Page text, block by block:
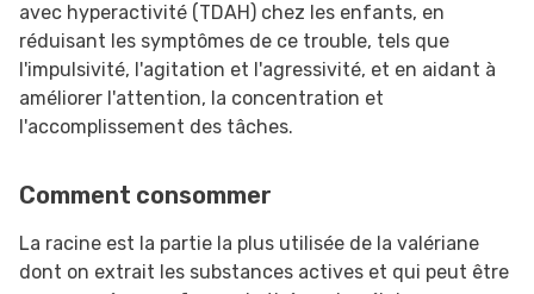
avec hyperactivité (TDAH) chez les enfants, en
réduisant les symptômes de ce trouble, tels que
l'impulsivité, l'agitation et l'agressivité, et en aidant à
améliorer l'attention, la concentration et
l'accomplissement des tâches.
Comment consommer
La racine est la partie la plus utilisée de la valériane
dont on extrait les substances actives et qui peut être